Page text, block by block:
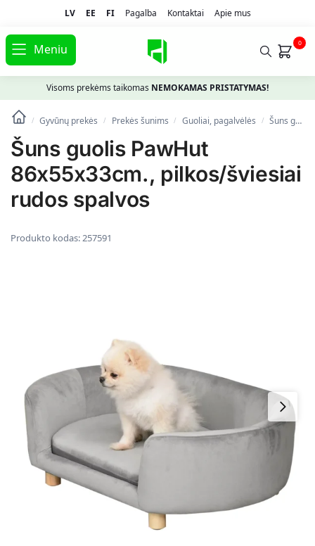
LV EE FI Pagalba Kontaktai Apie mus
Meniu 0
Visoms prekėms taikomas NEMOKAMAS PRISTATYMAS!
/ Gyvūnų prekės / Prekės šunims / Guoliai, pagalvėlės / Šuns guolis PawHut 86x55x33cm., pilkos/šviesiai rudos spalvos
Šuns guolis PawHut
86x55x33cm., pilkos/šviesiai
rudos spalvos
Produkto kodas:257591